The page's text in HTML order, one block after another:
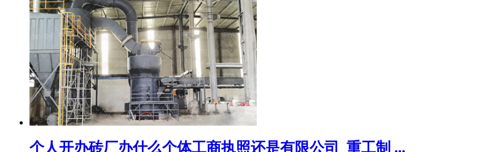
个人开办砖厂办什么个体工商执照还是有限公司_重工制 ...